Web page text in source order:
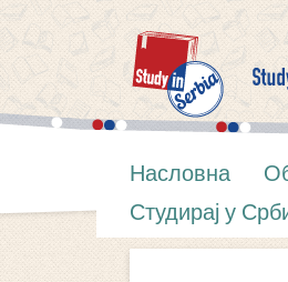
Насловна
Студирај у